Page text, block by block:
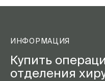
ИНФОРМАЦИЯ
Купить
отделения